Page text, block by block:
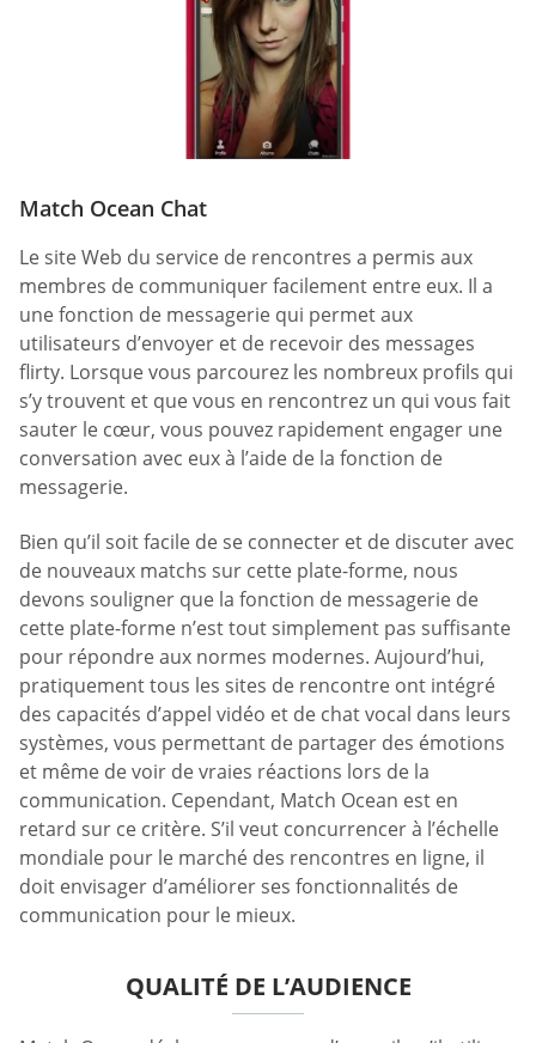
Match Ocean Chat
Le site Web du service de rencontres a permis aux
membres de communiquer facilement entre eux. Il a
une fonction de messagerie qui permet aux
utilisateurs d’envoyer et de recevoir des messages
flirty. Lorsque vous parcourez les nombreux profils qui
s’y trouvent et que vous en rencontrez un qui vous fait
sauter le cœur, vous pouvez rapidement engager une
conversation avec eux à l’aide de la fonction de
messagerie.
Bien qu’il soit facile de se connecter et de discuter avec
de nouveaux matchs sur cette plate-forme, nous
devons souligner que la fonction de messagerie de
cette plate-forme n’est tout simplement pas suffisante
pour répondre aux normes modernes. Aujourd’hui,
pratiquement tous les sites de rencontre ont intégré
des capacités d’appel vidéo et de chat vocal dans leurs
systèmes, vous permettant de partager des émotions
et même de voir de vraies réactions lors de la
communication. Cependant, Match Ocean est en
retard sur ce critère. S’il veut concurrencer à l’échelle
mondiale pour le marché des rencontres en ligne, il
doit envisager d’améliorer ses fonctionnalités de
communication pour le mieux.
QUALITÉ DE L’AUDIENCE